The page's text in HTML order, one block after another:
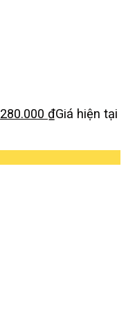
280.000 ₫Giá hiện tại